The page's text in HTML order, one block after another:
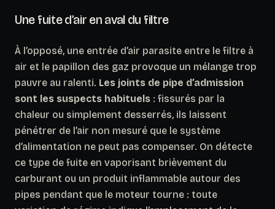
Une fuite d’air en aval du filtre
À l’opposé, une entrée d’air parasite entre le filtre à
air et le papillon des gaz provoque un mélange trop
pauvre au ralenti. Les joints de pipe d’admission
sont les suspects habituels : fissurés par la
chaleur ou simplement desserrés, ils laissent
pénétrer de l’air non mesuré que le système
d’alimentation ne peut pas compenser. On détecte
ce type de fuite en vaporisant brièvement du
carburant ou un produit inflammable autour des
pipes pendant que le moteur tourne : toute